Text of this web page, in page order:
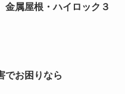
金属屋根・ハイロック３
でお困りなら